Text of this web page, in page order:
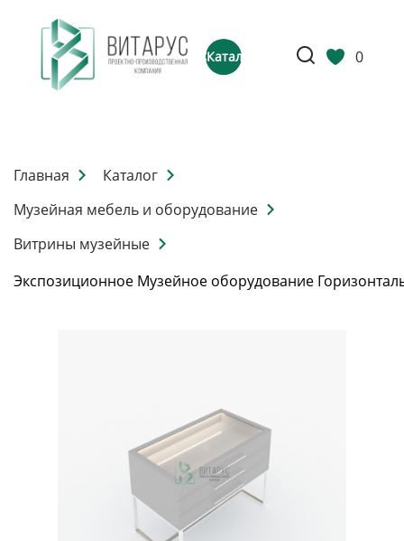
Каталог 0
Главная
Каталог
Музейная мебель и оборудование
Витрины музейные
Экспозиционное Музейное оборудование